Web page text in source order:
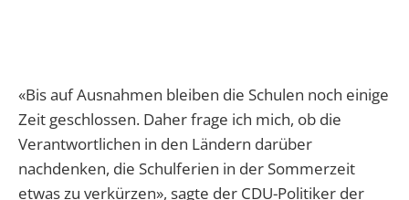
«Bis auf Ausnahmen bleiben die Schulen noch einige
Zeit geschlossen. Daher frage ich mich, ob die
Verantwortlichen in den Ländern darüber
nachdenken, die Schulferien in der Sommerzeit
etwas zu verkürzen», sagte der CDU-Politiker der